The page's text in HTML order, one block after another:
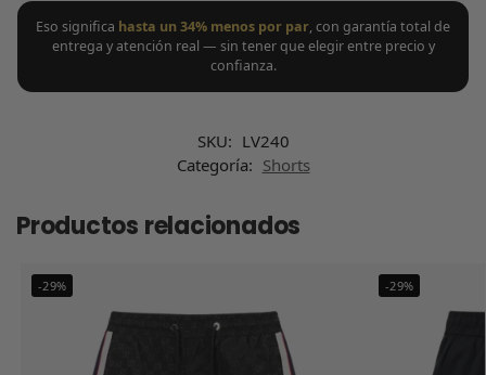
Eso significa hasta un 34% menos por par, con garantía total de
entrega y atención real — sin tener que elegir entre precio y
confianza.
SKU: LV240
Categoría: Shorts
Productos relacionados
-29% -29%